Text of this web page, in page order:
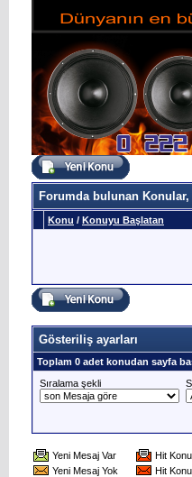
Forumda bulunan
Konu / Konuyu Başlatan
Gösteriliş ayarları
Toplam 0 adet konudan sayfa
Sıralama şekli
Yeni Mesaj Var
Hit
Yeni Mesaj Yok
Hit